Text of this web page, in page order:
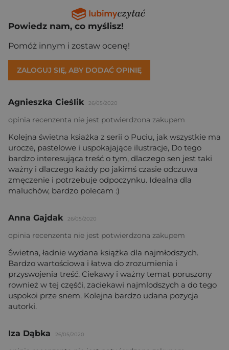
Powiedz nam, co myślisz!
Pomóż innym i zostaw ocenę!
ZALOGUJ SIĘ, ABY DODAĆ OPINIĘ
Agnieszka Cieślik 26/05/2020
opinia recenzenta nie jest potwierdzona zakupem
Kolejna świetna ksiażka z serii o Puciu, jak wszystkie ma
urocze, pastelowe i uspokajające ilustracje, Do tego
bardzo interesująca treść o tym, dlaczego sen jest taki
ważny i dlaczego każdy po jakimś czasie odczuwa
zmęczenie i potrzebuje odpoczynku. Idealna dla
maluchów, bardzo polecam :)
Anna Gajdak 26/05/2020
opinia recenzenta nie jest potwierdzona zakupem
Świetna, ładnie wydana książka dla najmłodszych.
Bardzo wartościowa i łatwa do zrozumienia i
przyswojenia treść. Ciekawy i ważny temat poruszony
rownież w tej częśći, zaciekawi najmlodszych a do tego
uspokoi prze snem. Kolejna bardzo udana pozycja
autorki.
Iza Dąbka 26/05/2020